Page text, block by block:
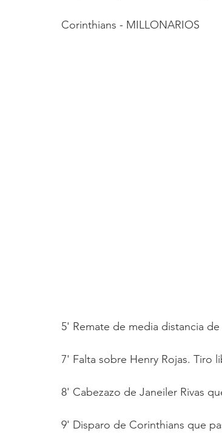
Corinthians - MILLONARIOS
5' Remate de media distancia
7' Falta sobre Henry Rojas. Tiro
8' Cabezazo de Janeiler Rivas
9' Disparo de Corinthians que